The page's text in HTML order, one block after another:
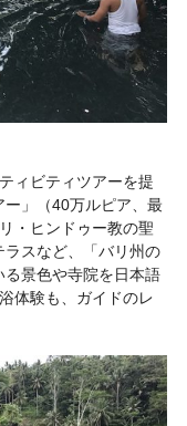
ィビティツアーを提
」（40万ルピア、最
・ヒンドゥー教の聖
スなど、「バリ州の
景色や寺院を日本語
体験も、ガイドのレ